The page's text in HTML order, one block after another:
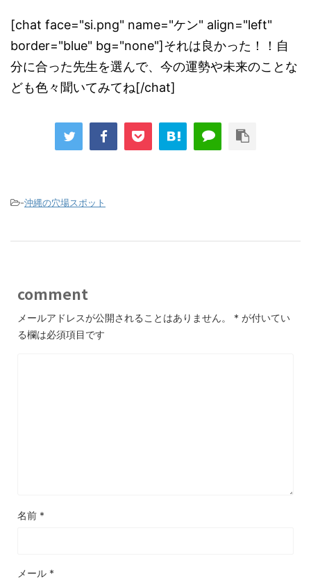
[chat face="si.png" name="ケン" align="left"
border="blue" bg="none"]それは良かった！！自
分に合った先生を選んで、今の運勢や未来のことな
ども色々聞いてみてね[/chat]
-沖縄の穴場スポット
comment
メールアドレスが公開されることはありません。 * が付いてい
る欄は必須項目です
名前 *
メール *